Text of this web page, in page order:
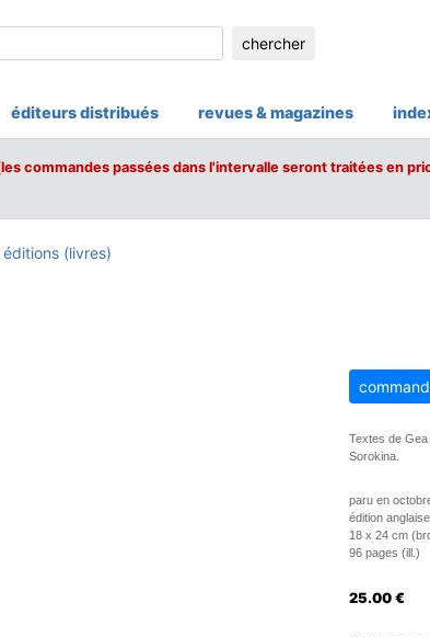
chercher
éditeurs distribués revues & magazines
commandes passées dans l'intervalle seront traitées en
éditions (livres)
Textes de Gea
Sorokina.
paru en
édition anglaise
18 x 24 cm
96 pages (ill.)
25.00 €